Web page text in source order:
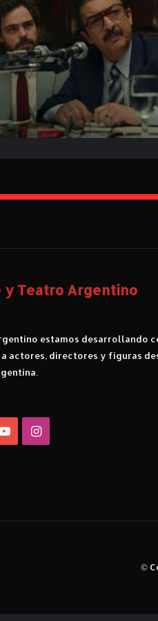
y Teatro Argentino
estamos desarrollando
actores, directores y figuras
YouTubeInstagram
©